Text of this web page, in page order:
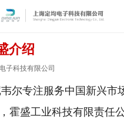
介绍
子科技有限公司
尔专注服务中国新兴市
霍盛工业科技有限责任